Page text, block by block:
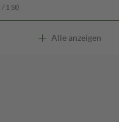
1 St)
Alle anzeigen